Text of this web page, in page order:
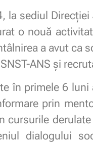
la sediul
o nouă
a avut ca
ANS și
în primele 6
prin
cursurile
dialogului